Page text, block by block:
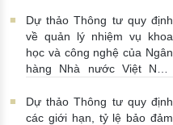
Dự thảo Thông tư quy định
về quản lý nhiệm vụ khoa
học và công nghệ của Ngân
hàng Nhà nước Việt Nam
Dự thảo Thông tư quy định
các giới hạn, tỷ lệ bảo đảm